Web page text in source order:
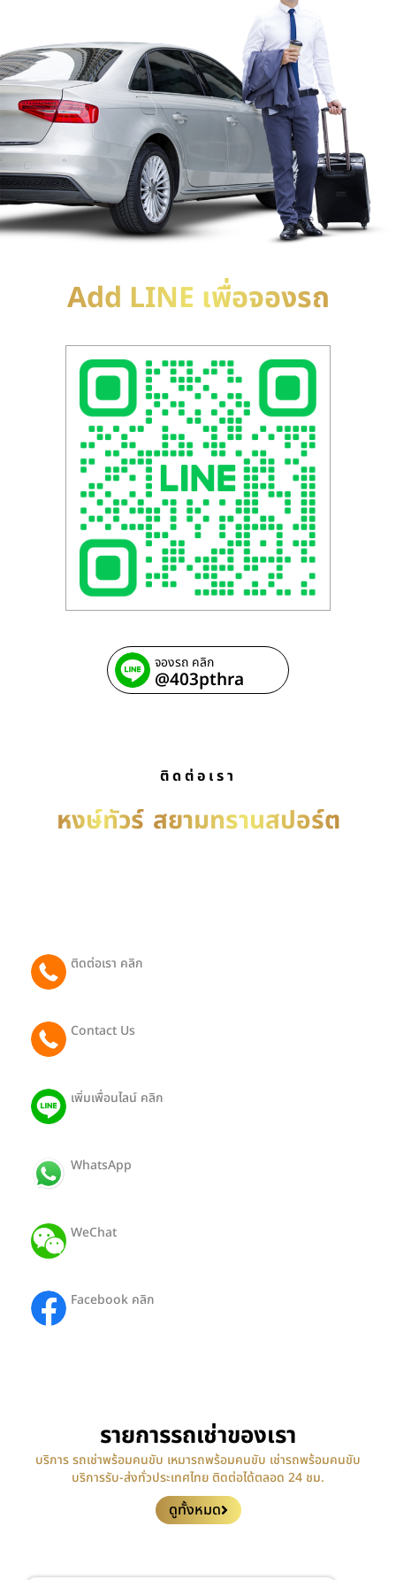
Add LINE เพื่อจองรถ
จองรถ คลิก
@403pthra
ติดต่อเรา
หงษ์ทัวร์ สยามทรานสปอร์ต
ติดต่อเรา คลิก
Contact Us
เพิ่มเพื่อนไลน์ คลิก
WhatsApp
WeChat
Facebook คลิก
รายการรถเช่าของเรา
บริการ รถเช่าพร้อมคนขับ เหมารถพร้อมคนขับ เช่ารถพร้อมคนขับ
บริการรับ-ส่งทั่วประเทศไทย ติดต่อได้ตลอด 24 ชม.
ดูทั้งหมด